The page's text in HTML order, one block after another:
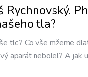
Rychnovský,
tla?
tlo? Co vše mžeme
aparát nebolel? A jak